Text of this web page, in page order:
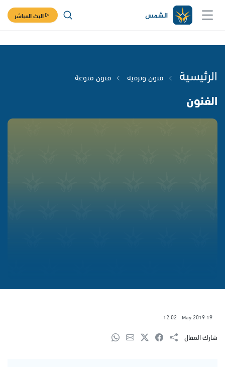
البث المباشر
الرئيسية فنون وترفيه فنون منوعة
الفنون
19 May 2019
12:02
شارك المقال